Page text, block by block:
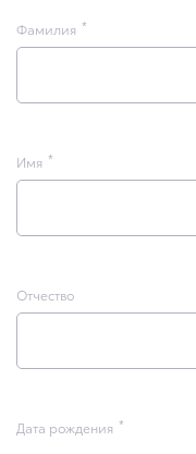
Фамилия
Имя
Отчество
Дата рождения